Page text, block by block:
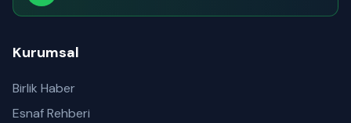
Kurumsal
Birlik Haber
Esnaf Rehberi